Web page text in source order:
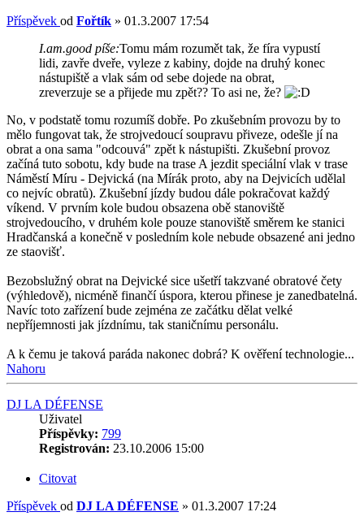
Příspěvek od Fořtík » 01.3.2007 17:54
I.am.good píše:Tomu mám rozumět tak, že fíra vypustí
lidi, zavře dveře, vyleze z kabiny, dojde na druhý konec
nástupiště a vlak sám od sebe dojede na obrat,
zreverzuje se a přijede mu zpět?? To asi ne, že?
No, v podstatě tomu rozumíš dobře. Po zkušebním provozu by to
mělo fungovat tak, že strojvedoucí soupravu přiveze, odešle jí na
obrat a ona sama "odcouvá" zpět k nástupišti. Zkušební provoz
začíná tuto sobotu, kdy bude na trase A jezdit speciální vlak v trase
Náměstí Míru - Dejvická (na Mírák proto, aby na Dejvicích udělal
co nejvíc obratů). Zkušební jízdy budou dále pokračovat každý
víkend. V prvním kole budou obsazena obě stanoviště
strojvedoucího, v druhém kole pouze stanoviště směrem ke stanici
Hradčanská a konečně v posledním kole nebude obsazené ani jedno
ze staovišť.
Bezobslužný obrat na Dejvické sice ušetří takzvané obratové čety
(výhledově), nicméně finančí úspora, kterou přinese je zanedbatelná.
Navíc toto zařízení bude zejména ze začátku dělat velké
nepříjemnosti jak jízdnímu, tak staničnímu personálu.
A k čemu je taková paráda nakonec dobrá? K ověření technologie...
Nahoru
DJ LA DÉFENSE
Uživatel
Příspěvky: 799
Registrován: 23.10.2006 15:00
Citovat
Příspěvek od DJ LA DÉFENSE » 01.3.2007 17:24